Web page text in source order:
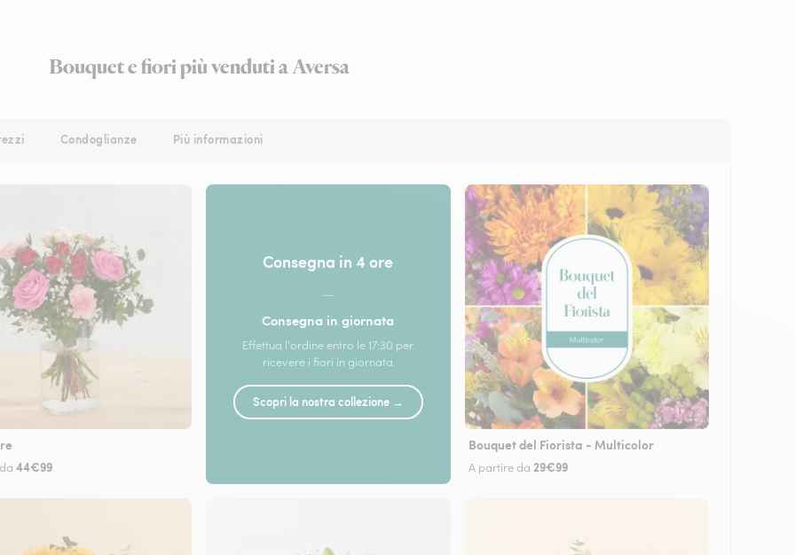
Bouquet e fiori più venduti a Aversa
Condoglianze Più informazioni
44€99
Consegna in 4 ore
—
Consegna in giornata
Effettua l'ordine entro le 17:30 per
ricevere i fiori in giornata
Scopri la nostra collezione →
Bouquet del Fiorista - Multicolor
A partire da 29€99